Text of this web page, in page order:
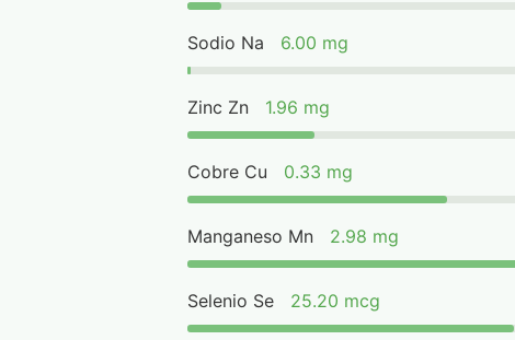
Sodio Na 6.00 mg
Zinc Zn 1.96 mg
Cobre Cu 0.33 mg
Manganeso Mn 2.98 mg
Selenio Se 25.20 mcg